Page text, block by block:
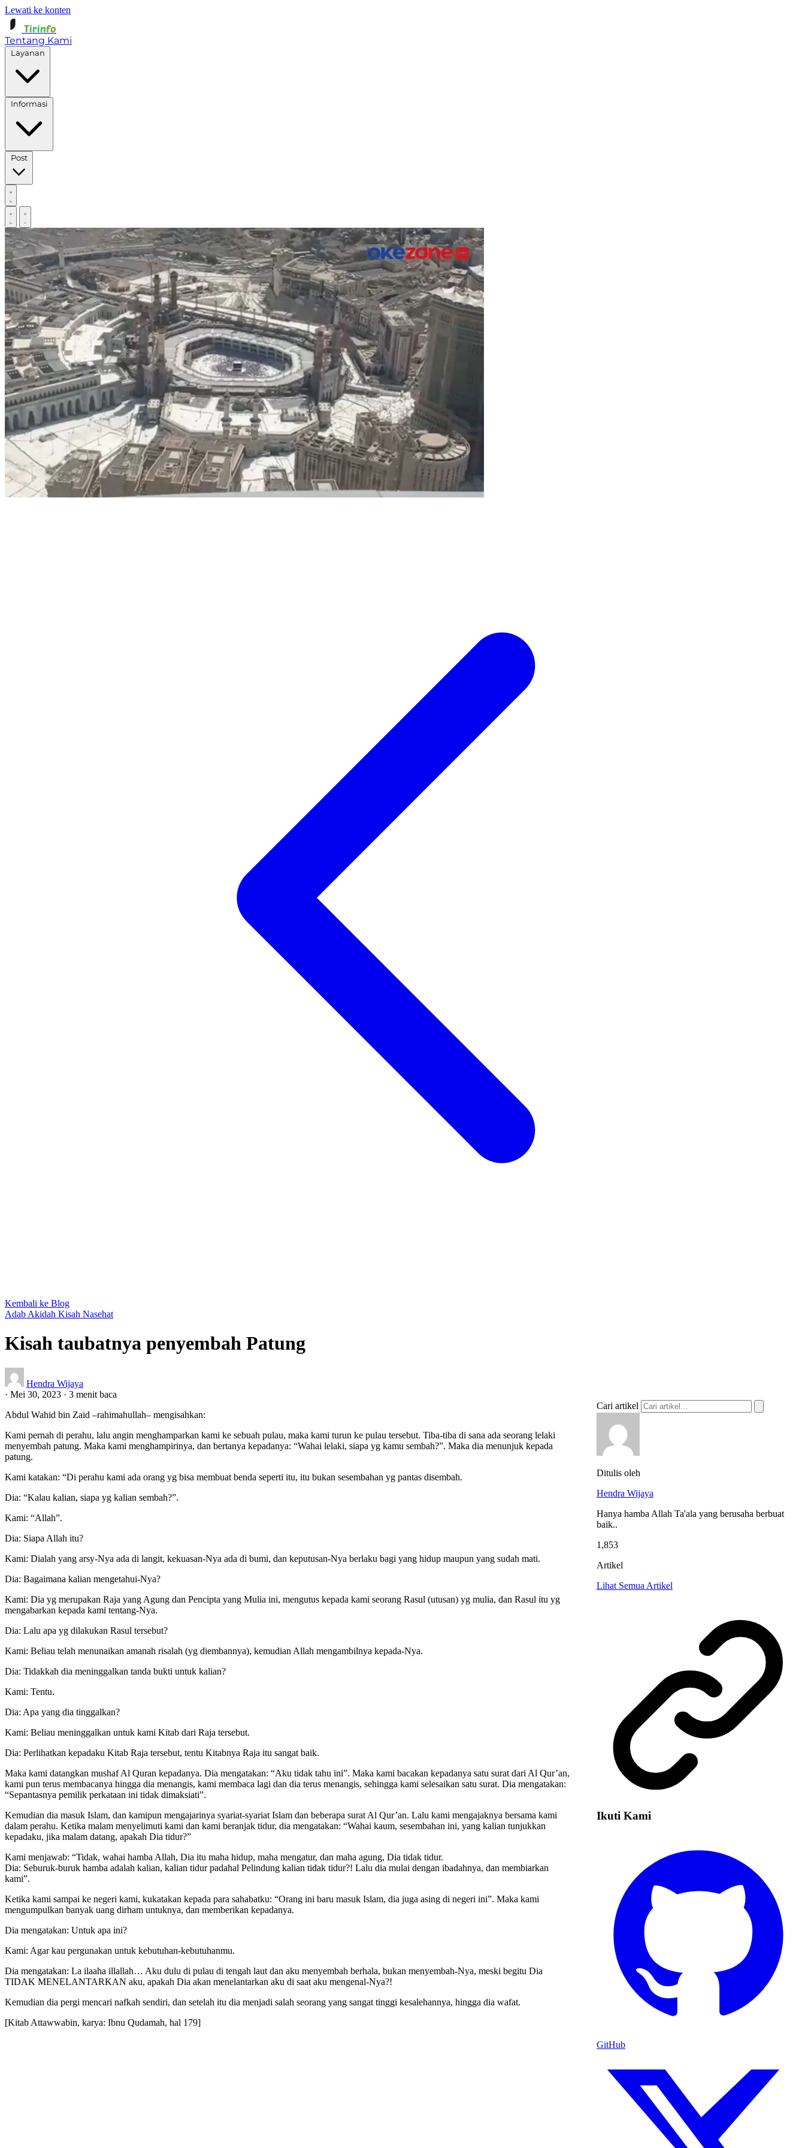
Lewati ke konten
Tirinfo
Tentang Kami
Post
Kembali ke Blog
Adab Akidah Kisah Nasehat
Kisah taubatnya penyembah Patung
Hendra Wijaya
· Mei 30, 2023 · 3 menit baca
Abdul Wahid bin Zaid –rahimahullah– mengisahkan:
Kami pernah di perahu, lalu angin menghamparkan kami ke sebuah pulau, maka kami turun ke pulau tersebut. Tiba-tiba di sana ada seorang lelaki
menyembah patung. Maka kami menghampirinya, dan bertanya kepadanya: “Wahai lelaki, siapa yg kamu sembah?”. Maka dia menunjuk kepada
patung.
Kami katakan: “Di perahu kami ada orang yg bisa membuat benda seperti itu, itu bukan sesembahan yg pantas disembah.
Dia: “Kalau kalian, siapa yg kalian sembah?”.
Kami: “Allah”.
Dia: Siapa Allah itu?
Kami: Dialah yang arsy-Nya ada di langit, kekuasan-Nya ada di bumi, dan keputusan-Nya berlaku bagi yang hidup maupun yang sudah mati.
Dia: Bagaimana kalian mengetahui-Nya?
Kami: Dia yg merupakan Raja yang Agung dan Pencipta yang Mulia ini, mengutus kepada kami seorang Rasul (utusan) yg mulia, dan Rasul itu yg
mengabarkan kepada kami tentang-Nya.
Dia: Lalu apa yg dilakukan Rasul tersebut?
Kami: Beliau telah menunaikan amanah risalah (yg diembannya), kemudian Allah mengambilnya kepada-Nya.
Dia: Tidakkah dia meninggalkan tanda bukti untuk kalian?
Kami: Tentu.
Dia: Apa yang dia tinggalkan?
Kami: Beliau meninggalkan untuk kami Kitab dari Raja tersebut.
Dia: Perlihatkan kepadaku Kitab Raja tersebut, tentu Kitabnya Raja itu sangat baik.
Maka kami datangkan mushaf Al Quran kepadanya. Dia mengatakan: “Aku tidak tahu ini”. Maka kami bacakan kepadanya satu surat dari Al Qur’an,
kami pun terus membacanya hingga dia menangis, kami membaca lagi dan dia terus menangis, sehingga kami selesaikan satu surat. Dia mengatakan:
“Sepantasnya pemilik perkataan ini tidak dimaksiati”.
Kemudian dia masuk Islam, dan kamipun mengajarinya syariat-syariat Islam dan beberapa surat Al Qur’an. Lalu kami mengajaknya bersama kami
dalam perahu. Ketika malam menyelimuti kami dan kami beranjak tidur, dia mengatakan: “Wahai kaum, sesembahan ini, yang kalian tunjukkan
kepadaku, jika malam datang, apakah Dia tidur?”
Kami menjawab: “Tidak, wahai hamba Allah, Dia itu maha hidup, maha mengatur, dan maha agung, Dia tidak tidur.
Dia: Seburuk-buruk hamba adalah kalian, kalian tidur padahal Pelindung kalian tidak tidur?! Lalu dia mulai dengan ibadahnya, dan membiarkan
kami”.
Ketika kami sampai ke negeri kami, kukatakan kepada para sahabatku: “Orang ini baru masuk Islam, dia juga asing di negeri ini”. Maka kami
mengumpulkan banyak uang dirham untuknya, dan memberikan kepadanya.
Dia mengatakan: Untuk apa ini?
Kami: Agar kau pergunakan untuk kebutuhan-kebutuhanmu.
Dia mengatakan: La ilaaha illallah… Aku dulu di pulau di tengah laut dan aku menyembah berhala, bukan menyembah-Nya, meski begitu Dia
TIDAK MENELANTARKAN aku, apakah Dia akan menelantarkan aku di saat aku mengenal-Nya?!
Kemudian dia pergi mencari nafkah sendiri, dan setelah itu dia menjadi salah seorang yang sangat tinggi kesalehannya, hingga dia wafat.
[Kitab Attawwabin, karya: Ibnu Qudamah, hal 179]
Cari artikel
Ditulis oleh
Hendra Wijaya
Hanya hamba Allah Ta'ala yang berusaha berbuat
baik..
1,853
Artikel
Lihat Semua Artikel
Ikuti Kami
GitHub